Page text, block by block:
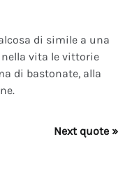
di simile a una
vita le vittorie
di bastonate, alla
Next quote »